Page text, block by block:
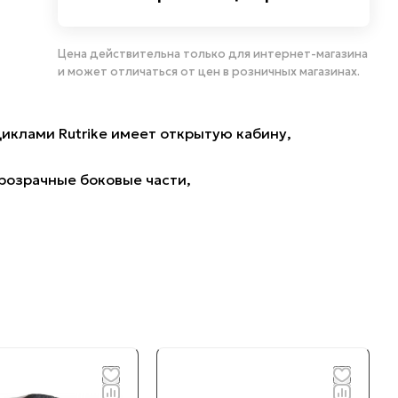
Цена действительна только для интернет-магазина
и может отличаться от цен в розничных магазинах.
Rutrike имеет открытую кабину,
боковые части,